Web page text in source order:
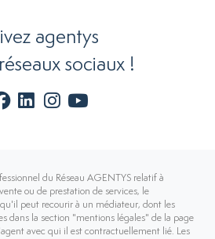
agentys
sociaux !
du Réseau AGENTYS relatif à
ou de prestation de services, le
peut recourir à un médiateur, dont les
dans la section "mentions légales" de la page
avec qui il est contractuellement lié. Les